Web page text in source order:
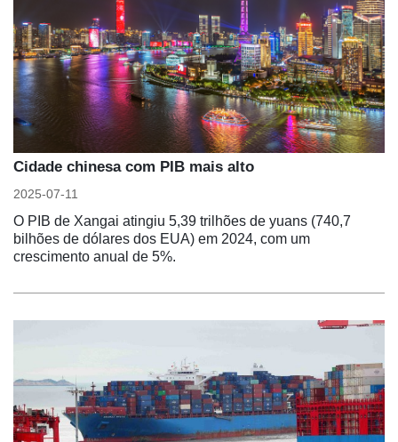
Cidade chinesa com PIB mais alto
2025-07-11
O PIB de Xangai atingiu 5,39 trilhões de yuans (740,7
bilhões de dólares dos EUA) em 2024, com um
crescimento anual de 5%.